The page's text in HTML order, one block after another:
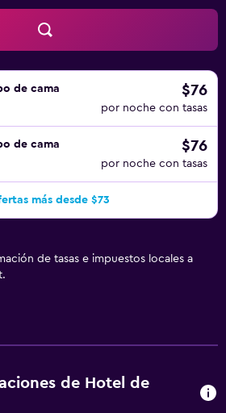
de cama
$76
por noche con tasas
de cama
$76
por noche con tasas
más desde $73
de tasas e impuestos locales a
de Hotel de